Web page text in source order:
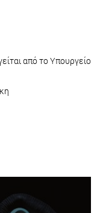
από το Υπουργείο